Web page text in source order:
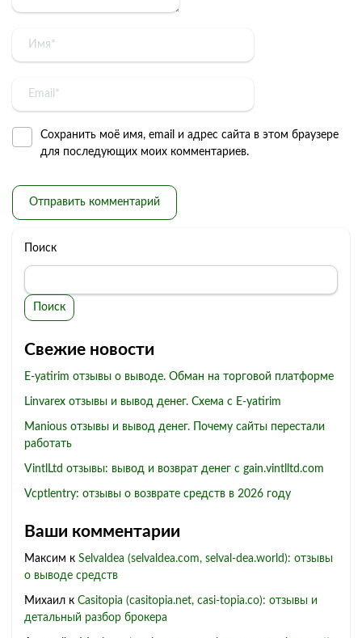
Сохранить моё имя, email и адрес сайта в этом браузере
для последующих моих комментариев.
Поиск
Поиск
Свежие новости
E-yatirim отзывы о выводе. Обман на торговой платформе
Linvarex отзывы и вывод денег. Схема с E-yatirim
Manious отзывы и вывод денег. Почему сайты перестали
работать
VintlLtd отзывы: вывод и возврат денег с gain.vintlltd.com
Vcptlentry: отзывы о возврате средств в 2026 году
Ваши комментарии
Максим к Selvaldea (selvaldea.com, selval-dea.world): отзывы
о выводе средств
Михаил к Casitopia (casitopia.net, casi-topia.co): отзывы и
детальный разбор брокера